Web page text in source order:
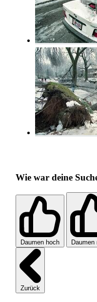
Wie war deine
Daumen hoch Daumen
Zurück